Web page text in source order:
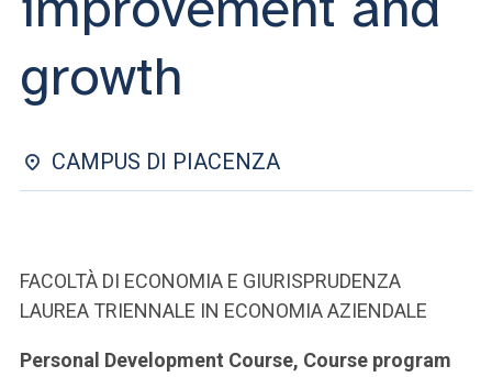
SEI UN DOCENTE O UN MEMBRO DELLO STAFF
growth
CAMPUS DI PIACENZA
FACOLTÀ DI ECONOMIA E GIURISPRUDENZA
LAUREA TRIENNALE IN ECONOMIA AZIENDALE
Personal Development Course, Course program